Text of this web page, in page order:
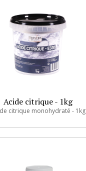
Acide citrique - 1kg
citrique monohydraté - 1kg